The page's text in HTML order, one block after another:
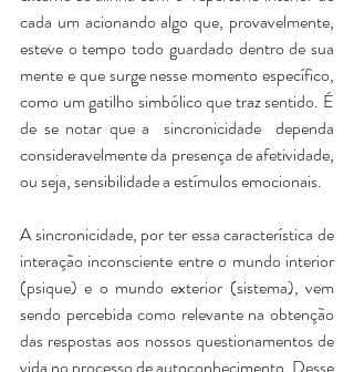
cada um acionando algo que, provavelmente,
esteve o tempo todo guardado dentro de sua
mente e que surge nesse momento específico,
como um gatilho simbólico que traz sentido. É
de se notar que a  sincronicidade  dependa
consideravelmente da presença de afetividade,
ou seja, sensibilidade a estímulos emocionais.
A sincronicidade, por ter essa característica de
interação inconsciente entre o mundo interior
(psique) e o mundo exterior (sistema), vem
sendo percebida como relevante na obtenção
das respostas aos nossos questionamentos de